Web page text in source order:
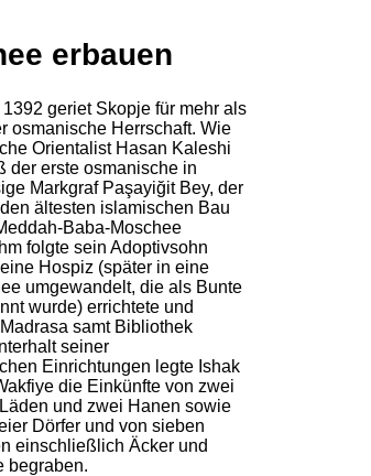
erbauen
geriet Skopje für mehr als
osmanische Herrschaft. Wie
Orientalist Hasan Kaleshi
der erste osmanische in
Markgraf Paşayiğit Bey, der
ältesten islamischen Bau
Baba-Moschee
folgte sein Adoptivsohn
Hospiz (später in eine
umgewandelt, die als Bunte
wurde) errichtete und
samt Bibliothek
seiner
Einrichtungen legte Ishak
die Einkünfte von zwei
und zwei Hanen sowie
Dörfer und von sieben
einschließlich Äcker und
begraben.